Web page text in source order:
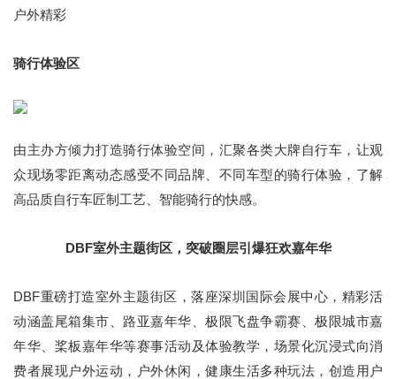
户外精彩
骑行体验区
由主办方倾力打造骑行体验空间，汇聚各类大牌自行车，让观
众现场零距离动态感受不同品牌、不同车型的骑行体验，了解
高品质自行车匠制工艺、智能骑行的快感。
DBF室外主题街区，突破圈层引爆狂欢嘉年华
DBF重磅打造室外主题街区，落座深圳国际会展中心，精彩活
动涵盖尾箱集市、路亚嘉年华、极限飞盘争霸赛、极限城市嘉
年华、桨板嘉年华等赛事活动及体验教学，场景化沉浸式向消
费者展现户外运动，户外休闲，健康生活多种玩法，创造用户